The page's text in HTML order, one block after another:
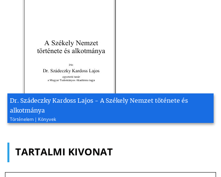
Dr. Szádeczky Kardoss Lajos - A Székely Nemzet töténete és
alkotmánya
Történelem | Könyvek
TARTALMI KIVONAT